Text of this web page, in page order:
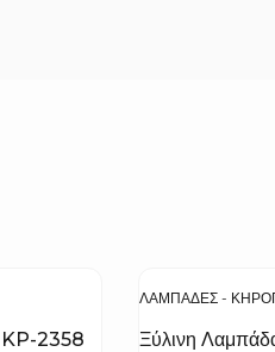
KP-2358
ΛΑΜΠΆΔΕΣ -
Ξύλινη